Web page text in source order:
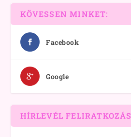
KÖVESSEN MINKET:
Facebook
Google
HÍRLEVÉL FELIRATKOZÁS